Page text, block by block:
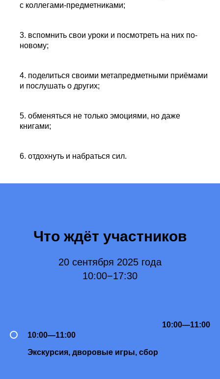
с коллегами-предметниками;
3. вспомнить свои уроки и посмотреть на них по-
новому;
4. поделиться своими метапредметными приёмами
и послушать о других;
5. обменяться не только эмоциями, но даже
книгами;
6. отдохнуть и набраться сил.
Что ждёт участников
20 сентября 2025 года
10:00−17:30
10:00—11:00
10:00—11:00
Экскурсия, дворовые игры, сбор